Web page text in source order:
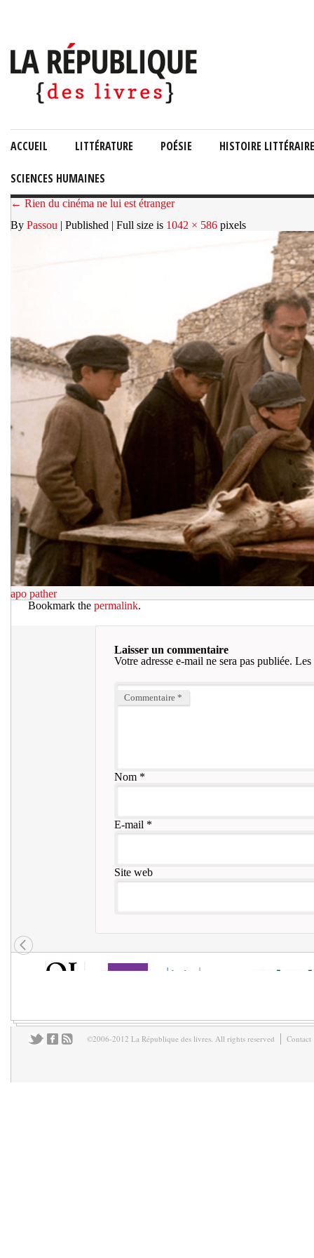
ACCUEIL LITTÉRATURE POÉSIE HISTOIRE LITTÉRAIRE
SCIENCES HUMAINES
← Rien du cinéma ne lui est étranger
By Passou | Published | Full size is 1042 × 586 pixels
apo pather
Bookmark the permalink.
Laisser un commentaire
Votre adresse e-mail ne sera pas publiée. Les
Commentaire *
Nom*
E-mail *
Site web
©2006-2012 La République des livres. All rights reserved Contact